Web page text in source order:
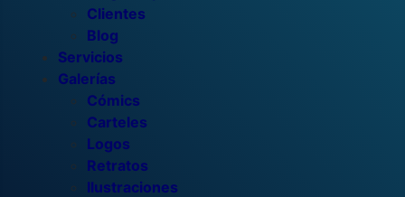
Clientes
Blog
Servicios
Galerías
Cómics
Carteles
Logos
Retratos
Ilustraciones